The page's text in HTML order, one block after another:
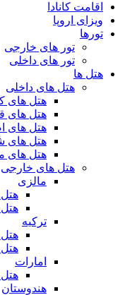
اقامت کانادا
ویزای اروپا
تورها
تور های خارجی
تور های داخلی
هتل ها
هتل های داخلی
هتل های
هتل های
هتل های
هتل های
هتل های
هتل های خارجی
مالزی
هتل
هتل
ترکیه
هتل
هتل
امارات
هندوستان